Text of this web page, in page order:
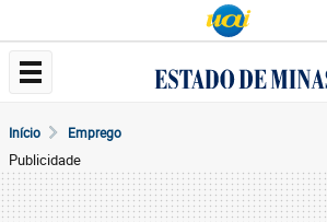
Início Emprego
Publicidade